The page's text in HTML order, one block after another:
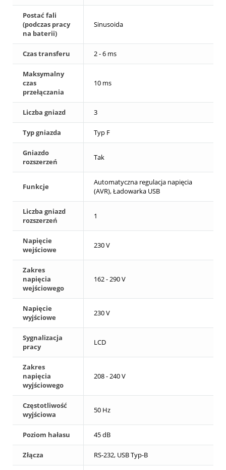
Postać fali
(podczas pracy
na baterii)
Sinusoida
Czas transferu 2 - 6 ms
Maksymalny
czas
przełączania
10 ms
Liczba gniazd 3
Typ gniazda Typ F
Gniazdo
rozszerzeń
Tak
Funkcje
Automatyczna regulacja napięcia
(AVR), Ładowarka USB
Liczba gniazd
rozszerzeń
1
Napięcie
wejściowe
230 V
Zakres
napięcia
wejściowego
162 - 290 V
Napięcie
wyjściowe
230 V
Sygnalizacja
pracy
LCD
Zakres
napięcia
wyjściowego
208 - 240 V
Częstotliwość
wyjściowa
50 Hz
Poziom hałasu 45 dB
Złącza RS-232, USB Typ-B